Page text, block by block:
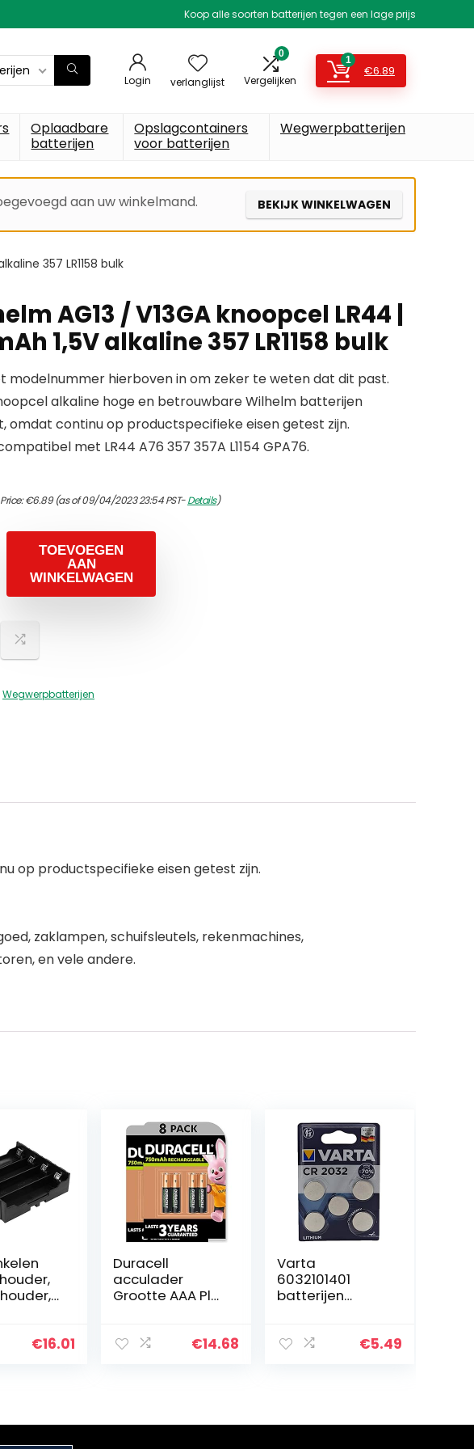
Koop alle soorten batterijen tegen een lage prijs
Login verlanglijst
0
Vergelijken
1
€6.89
Oplaadbare
batterijen
Opslagcontainers
voor batterijen
Wegwerpbatterijen
aan uw winkelmand. BEKIJK WINKELWAGEN
357 LR1158 bulk
AG13 / V13GA knoopcel LR44 |
1,5V alkaline 357 LR1158 bulk
modelnummer hierboven in om zeker te weten dat dit past.
alkaline hoge en betrouwbare Wilhelm batterijen
omdat continu op productspecifieke eisen getest zijn.
met LR44 A76 357 357A L1154 GPA76.
€6.89(as of 09/04/2023 23:54 PST-Details)
TOEVOEGEN
AAN
WINKELWAGEN
Wegwerpbatterijen
op productspecifieke eisen getest zijn.
zaklampen, schuifsleutels, rekenmachines,
en vele andere.
€16.01
Duracell
acculader
Grootte AAA Plus
€14.68
Varta
6032101401
batterijen
knoopcel 3V €5.49